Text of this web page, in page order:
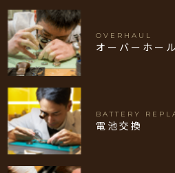
OVERHAUL
オーバーホール
BATTERY
電池交換